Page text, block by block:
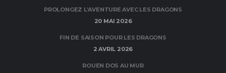
PROLONGEZ L’AVENTURE AVEC LES DRAGONS
20 MAI 2026
FIN DE SAISON POUR LES DRAGONS
2 AVRIL 2026
ROUEN DOS AU MUR